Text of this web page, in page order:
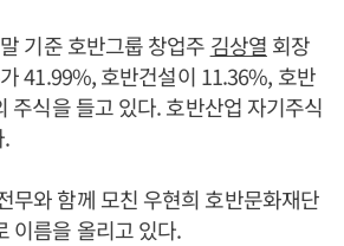
기준 호반그룹 창업주 김상열 회장
41.99%, 호반건설이 11.36%, 호반
주식을 들고 있다. 호반산업 자기주식
무와 함께 모친 우현희 호반문화재단
이름을 올리고 있다.